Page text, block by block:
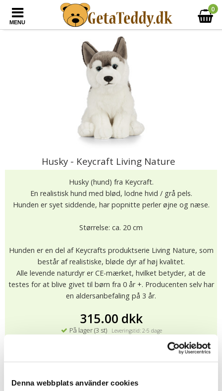
Denna webbplats använder cookies
MENU
0
Husky - Keycraft Living Nature
Husky (hund) fra Keycraft.
En realistisk hund med blød, lodne hvid / grå pels.
Hunden er syet siddende, har popnitte perler øjne og næse.
Størrelse: ca. 20 cm
Hunden er en del af Keycrafts produktserie Living Nature, som
består af realistiske, bløde dyr af høj kvalitet.
Alle levende naturdyr er CE-mærket, hvilket betyder, at de
testes for at blive givet til børn fra 0 år +. Producenten selv har
en aldersanbefaling på 3 år.
315.00 dkk
På lager (3 st) Leveringstid: 2-5 dage
10021